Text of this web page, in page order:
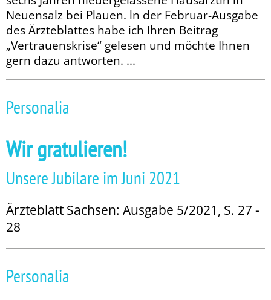
Neuensalz bei Plauen. ln der Februar-Ausgabe
des Ärzteblattes habe ich Ihren Beitrag
„Vertrauenskrise“ gelesen und möchte Ihnen
gern dazu antworten. ...
Personalia
Wir gratulieren!
Unsere Jubilare im Juni 2021
Ärzteblatt Sachsen: Ausgabe 5/2021, S. 27 -
28
Personalia